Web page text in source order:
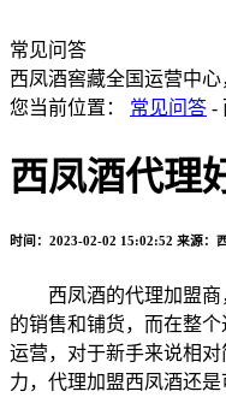
常见问答
西凤酒窖藏全国运营中心
您当前位置：
常见问答 -
西凤酒代理
时间：2023-02-02 15:02:52 来源：
西凤酒的代理加盟商
的销售和铺货，而在整
运营，对于新手来说相
力，代理加盟西凤酒还是